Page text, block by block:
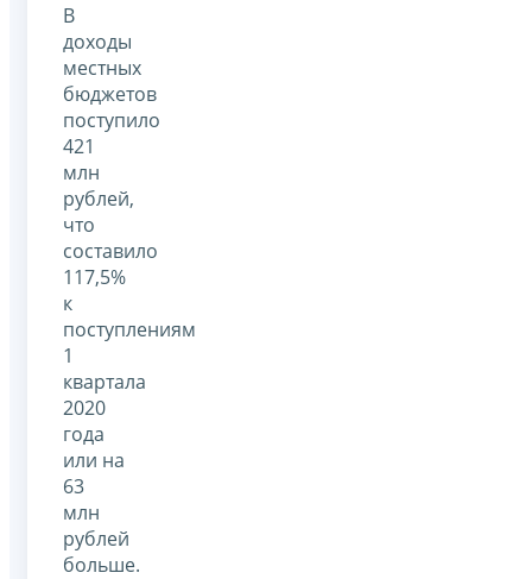
В
доходы
местных
бюджетов
поступило
421
млн
рублей,
что
составило
117,5%
к
поступлениям
1
квартала
2020
года
или на
63
млн
рублей
больше.